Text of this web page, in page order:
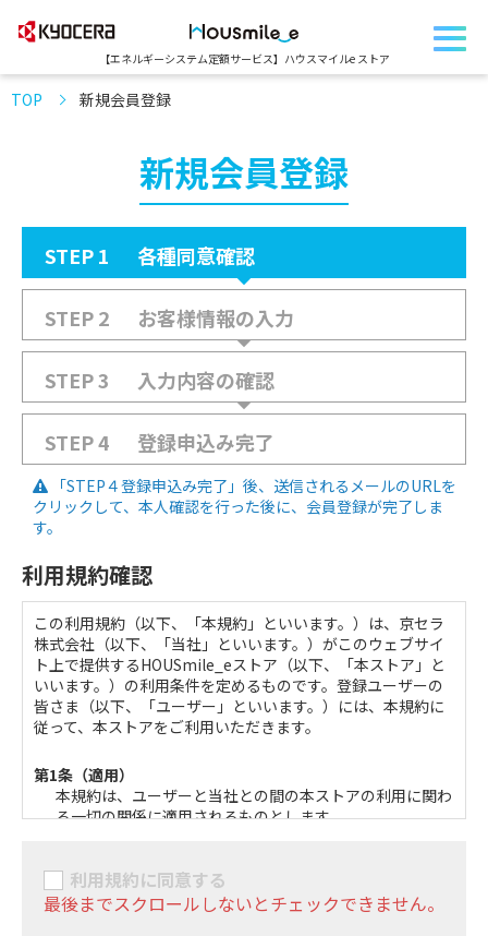
【エネルギーシステム定額サービス】 ハウスマイルe ストア
TOP 新規会員登録
新規会員登録
STEP 1 各種同意確認
STEP 2 お客様情報の入力
STEP 3 入力内容の確認
STEP 4 登録申込み完了
「STEP４登録申込み完了」後、送信されるメールのURLを
クリックして、本人確認を行った後に、会員登録が完了しま
す。
利用規約確認
この利用規約（以下、「本規約」といいます。）は、京セラ
株式会社（以下、「当社」といいます。）がこのウェブサイ
ト上で提供するHOUSmile_eストア（以下、「本ストア」と
いいます。）の利用条件を定めるものです。登録ユーザーの
皆さま（以下、「ユーザー」といいます。）には、本規約に
従って、本ストアをご利用いただきます。
第1条（適用）
本規約は、ユーザーと当社との間の本ストアの利用に関わ
る一切の関係に適用されるものとします。
す。）をすることがあります。これら個別規定はその名称
のいかんに関わらず、本規約の一部を構成するものとしま
利用規約に同意する
最後までスクロールしないとチェックできません。